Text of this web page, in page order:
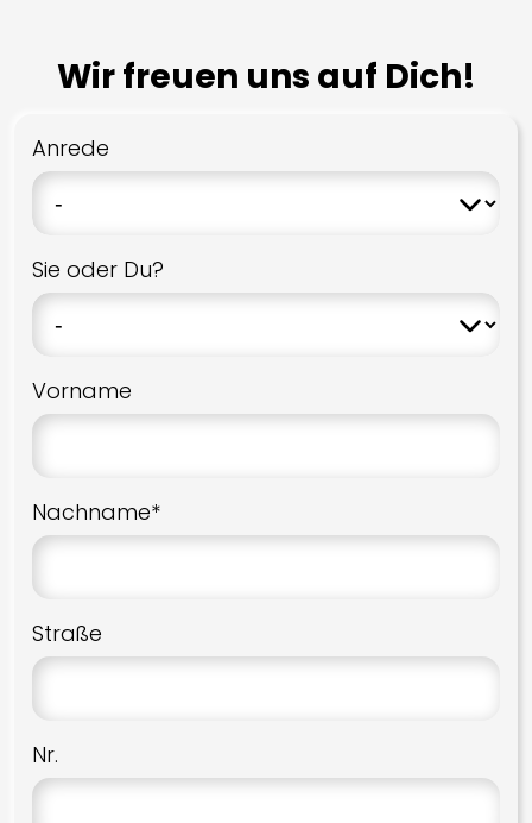
Wir freuen uns auf Dich!
Anrede
Sie oder Du?
Vorname
Nachname*
Straße
Nr.